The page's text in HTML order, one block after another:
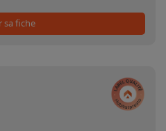
sa fiche